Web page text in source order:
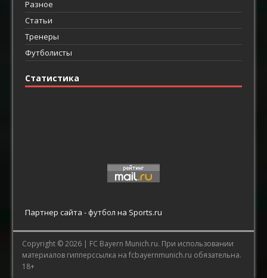
Разное
Статьи
Тренеры
Футболисты
Статистика
Партнер сайта -футбол на Sports.ru
Copyright © 2026 | FC Bayern Munich.ru. При использовании
материалов гипперссылка на fcbayernmunich.ru обязательна.
18+